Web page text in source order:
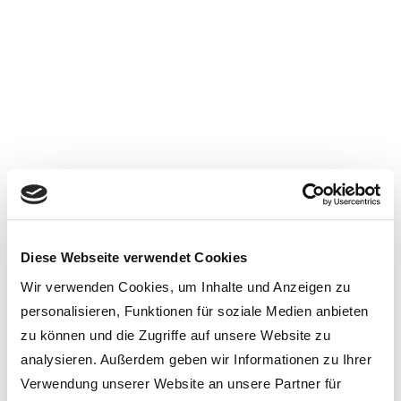
Diese Webseite verwendet Cookies
Wir verwenden Cookies, um Inhalte und Anzeigen zu
personalisieren, Funktionen für soziale Medien anbieten
zu können und die Zugriffe auf unsere Website zu
analysieren. Außerdem geben wir Informationen zu Ihrer
Verwendung unserer Website an unsere Partner für